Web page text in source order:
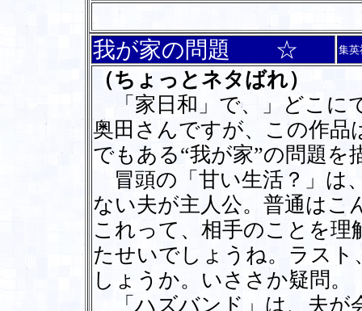
我が家の問題 ☆ 集英
（ちょっとネタばれ）
「家日和」で、」どこに
奥田さんですが、この作品
でもある“我が家”の問題を
冒頭の「甘い生活？」は
ない夫が主人公。普通は
これって、相手のことを
たせいでしょうね。ラス
しょうか。いささか疑問。
「ハズバンド」は、夫が